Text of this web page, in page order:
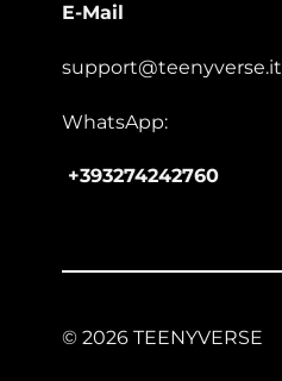
E-Mail
support@teenyverse.it
WhatsApp:
+393274242760
© 2026 TEENYVERSE